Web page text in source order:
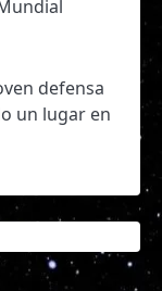
defensa
un lugar en